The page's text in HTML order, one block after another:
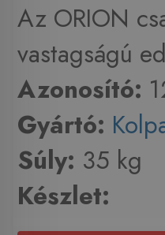
Az ORION
vastagságú
Azonosító:
Gyártó:
Súly: 35 kg
Készlet: